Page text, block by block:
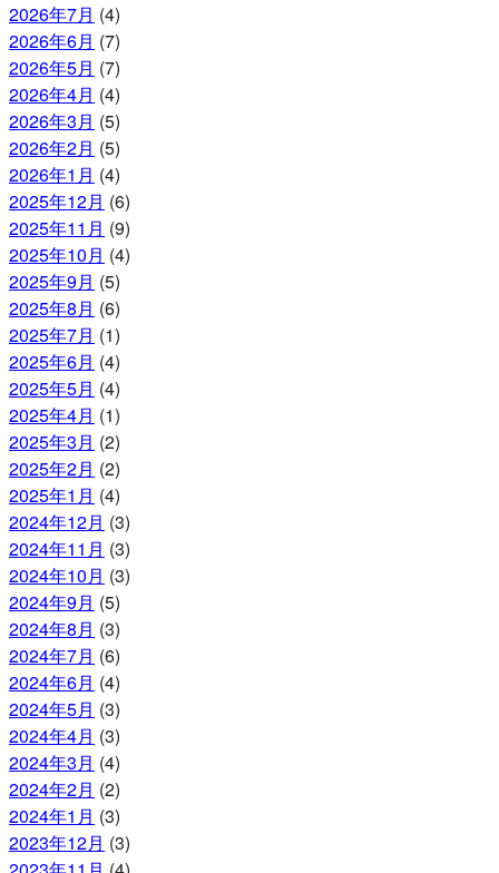
2026年7月 (4)
2026年6月 (7)
2026年5月 (7)
2026年4月 (4)
2026年3月 (5)
2026年2月 (5)
2026年1月 (4)
2025年12月 (6)
2025年11月 (9)
2025年10月 (4)
2025年9月 (5)
2025年8月 (6)
2025年7月 (1)
2025年6月 (4)
2025年5月 (4)
2025年4月 (1)
2025年3月 (2)
2025年2月 (2)
2025年1月 (4)
2024年12月 (3)
2024年11月 (3)
2024年10月 (3)
2024年9月 (5)
2024年8月 (3)
2024年7月 (6)
2024年6月 (4)
2024年5月 (3)
2024年4月 (3)
2024年3月 (4)
2024年2月 (2)
2024年1月 (3)
2023年12月 (3)